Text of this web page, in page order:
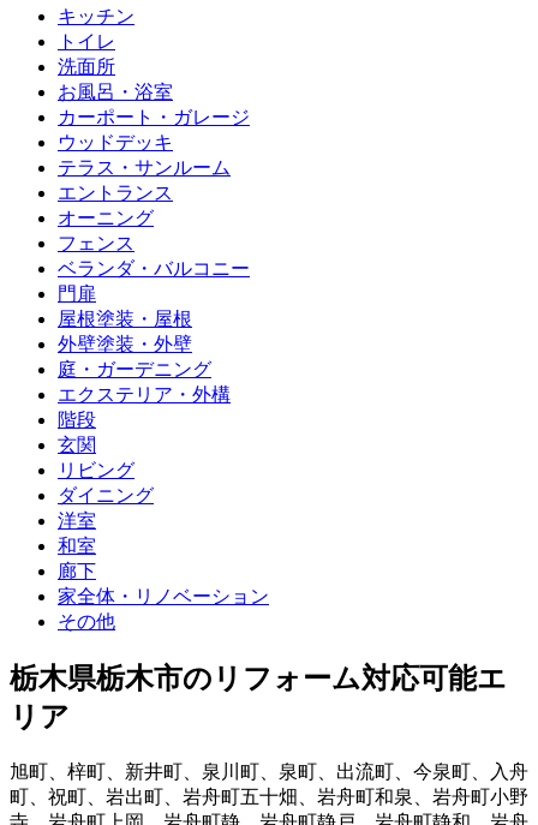
キッチン
トイレ
洗面所
お風呂・浴室
カーポート・ガレージ
ウッドデッキ
テラス・サンルーム
エントランス
オーニング
フェンス
ベランダ・バルコニー
門扉
屋根塗装・屋根
外壁塗装・外壁
庭・ガーデニング
エクステリア・外構
階段
玄関
リビング
ダイニング
洋室
和室
廊下
家全体・リノベーション
その他
栃木県栃木市のリフォーム対応可能エ
リア
旭町 梓町 新井町 泉川町 泉町 出流町 今泉町
入舟
町
祝町 岩出町 岩舟町五十畑 岩舟町和泉
岩舟町小野